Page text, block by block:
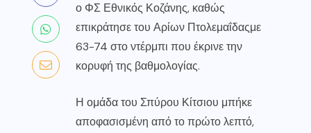
ο ΦΣ Εθνικός Κοζάνης, καθώς
επικράτησε του Αρίων Πτολεμαΐδαςμε
63-74 στο ντέρμπι που έκρινε την
κορυφή της βαθμολογίας.
Η ομάδα του Σπύρου Κίτσιου μπήκε
αποφασισμένη από το πρώτο λεπτό,